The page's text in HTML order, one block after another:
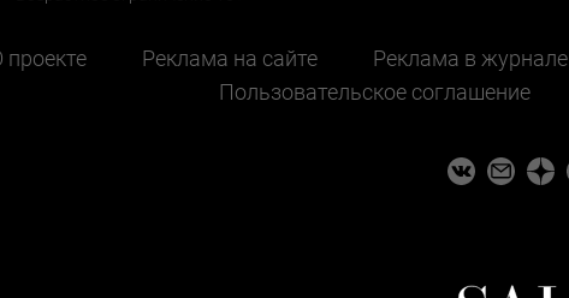
проекте Реклама на сайте Реклама в журнале
Пользовательское соглашение